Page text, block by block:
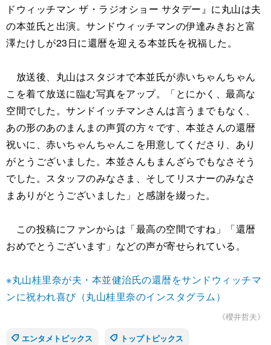
ドウィッチマン ザ・ラジオショー サタデー』に丸山は夫
の本並氏と出演。サンドウィッチマンの伊達みきおと富
澤たけしが23日に還暦を迎える本並氏を祝福した。
放送後、丸山はスタジオで本並氏が赤いちゃんちゃん
こを着て放送に臨む写真をアップ。「とにかく、最高な
空間でした。サンドイッチマンさんは言うまでもなく、
あの形のあのまんまの声質の方々です、本並さんの還暦
祝いに、赤いちゃんちゃんこを用意してくださり、あり
がとうございました。本並さんもまんざらでもなさそう
でした。スタッフのみなさま、そしてリスナーのみなさ
まありがとうございました」と感謝を綴った。
この投稿にファンからは「最高の空間ですね」「還暦
おめでとうございます」などの声が寄せられている。
※丸山桂里奈が夫・本並健治氏の還暦をサンドウィッチマ
ンに祝われ喜び（丸山桂里奈のインスタグラム）
《櫻井哲夫》
エンタメトピックス
トップトピックス